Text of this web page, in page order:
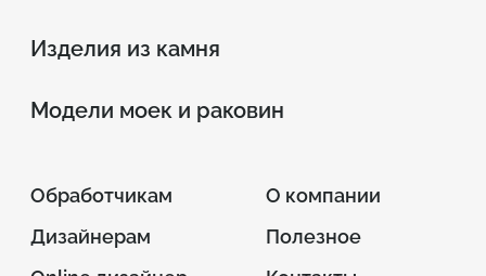
Изделия из камня
Модели моек и раковин
Обработчикам
Дизайнерам
О компании
Полезное